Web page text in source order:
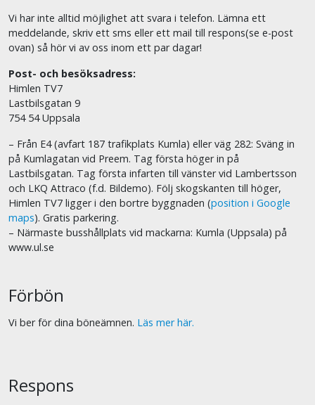
Vi har inte alltid möjlighet att svara i telefon. Lämna ett
meddelande, skriv ett sms eller ett mail till respons(se e-post
ovan) så hör vi av oss inom ett par dagar!
Post- och besöksadress:
Himlen TV7
Lastbilsgatan 9
754 54 Uppsala
– Från E4 (avfart 187 trafikplats Kumla) eller väg 282: Sväng in
på Kumlagatan vid Preem. Tag första höger in på
Lastbilsgatan. Tag första infarten till vänster vid Lambertsson
och LKQ Attraco (f.d. Bildemo). Följ skogskanten till höger,
Himlen TV7 ligger i den bortre byggnaden (position i Google
maps). Gratis parkering.
– Närmaste busshållplats vid mackarna: Kumla (Uppsala) på
www.ul.se
Förbön
Vi ber för dina böneämnen. Läs mer här.
Respons